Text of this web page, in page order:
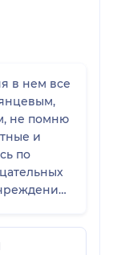
в нем все
не помню
и
по